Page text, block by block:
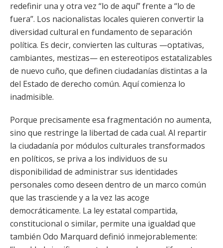
redefinir una y otra vez “lo de aquí” frente a “lo de
fuera”. Los nacionalistas locales quieren convertir la
diversidad cultural en fundamento de separación
política. Es decir, convierten las culturas —optativas,
cambiantes, mestizas— en estereotipos estatalizables
de nuevo cuño, que definen ciudadanías distintas a la
del Estado de derecho común. Aquí comienza lo
inadmisible.
Porque precisamente esa fragmentación no aumenta,
sino que restringe la libertad de cada cual. Al repartir
la ciudadanía por módulos culturales transformados
en políticos, se priva a los individuos de su
disponibilidad de administrar sus identidades
personales como deseen dentro de un marco común
que las trasciende y a la vez las acoge
democráticamente. La ley estatal compartida,
constitucional o similar, permite una igualdad que
también Odo Marquard definió inmejorablemente: